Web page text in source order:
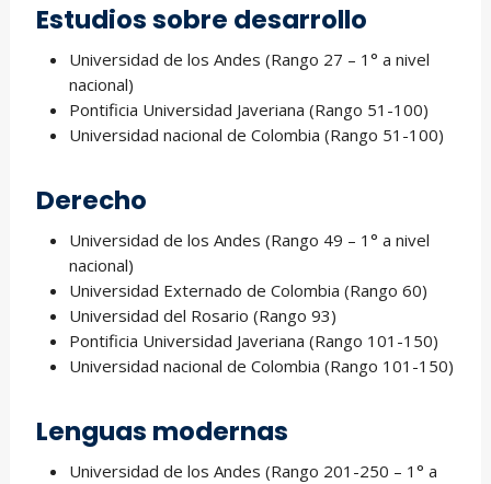
Estudios sobre desarrollo
Universidad de los Andes (Rango 27 – 1° a nivel
nacional)
Pontificia Universidad Javeriana (Rango 51-100)
Universidad nacional de Colombia (Rango 51-100)
Derecho
Universidad de los Andes (Rango 49 – 1° a nivel
nacional)
Universidad Externado de Colombia (Rango 60)
Universidad del Rosario (Rango 93)
Pontificia Universidad Javeriana (Rango 101-150)
Universidad nacional de Colombia (Rango 101-150)
Lenguas modernas
Universidad de los Andes (Rango 201-250 – 1° a